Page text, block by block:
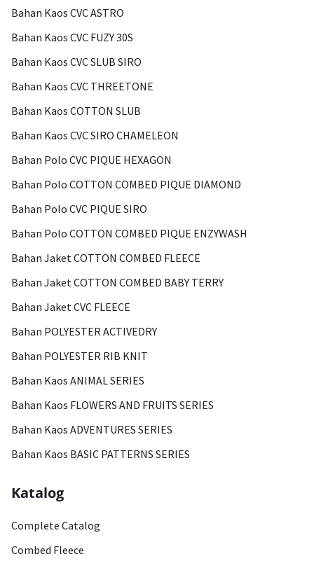
Bahan Kaos CVC ASTRO
Bahan Kaos CVC FUZY 30S
Bahan Kaos CVC SLUB SIRO
Bahan Kaos CVC THREETONE
Bahan Kaos COTTON SLUB
Bahan Kaos CVC SIRO CHAMELEON
Bahan Polo CVC PIQUE HEXAGON
Bahan Polo COTTON COMBED PIQUE DIAMOND
Bahan Polo CVC PIQUE SIRO
Bahan Polo COTTON COMBED PIQUE ENZYWASH
Bahan Jaket COTTON COMBED FLEECE
Bahan Jaket COTTON COMBED BABY TERRY
Bahan Jaket CVC FLEECE
Bahan POLYESTER ACTIVEDRY
Bahan POLYESTER RIB KNIT
Bahan Kaos ANIMAL SERIES
Bahan Kaos FLOWERS AND FRUITS SERIES
Bahan Kaos ADVENTURES SERIES
Bahan Kaos BASIC PATTERNS SERIES
Katalog
Complete Catalog
Combed Fleece